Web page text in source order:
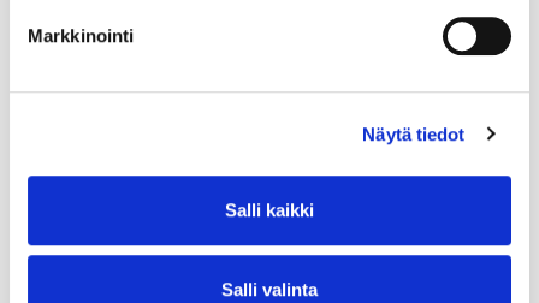
Markkinointi
Näytä tiedot
Salli kaikki
Salli valinta